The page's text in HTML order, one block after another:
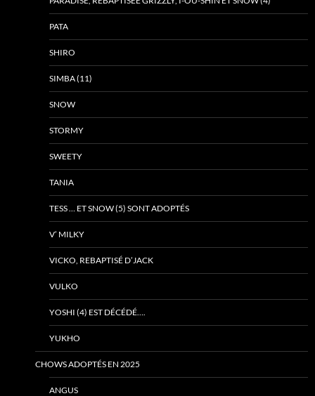
PATA
SHIRO
SIMBA (11)
SNOW
STORMY
SWEETY
TANIA
TESS … ET SNOW (5) SONT ADOPTÉS
V’ MILKY
VICKO, REBAPTISÉ D’JACK
VULKO
YOSHI (4) EST DÉCÉDÉ….
YUKHO
CHOWS ADOPTÉS EN 2025
ANGUS